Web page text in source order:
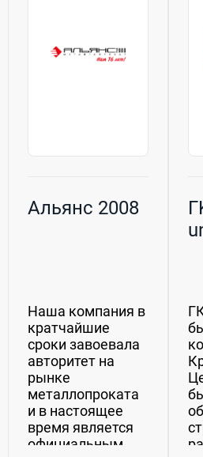
Альянс 2008
Наша компания в
кратчайшие
сроки завоевала
авторитет на
рынке
металлопроката
и в настоящее
время является
официальным